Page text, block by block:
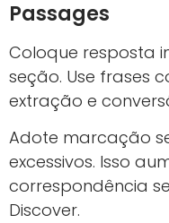
Passages
Coloque resposta
seção. Use frases
extração e
Adote marcação
excessivos. Isso
correspondência
Discover.